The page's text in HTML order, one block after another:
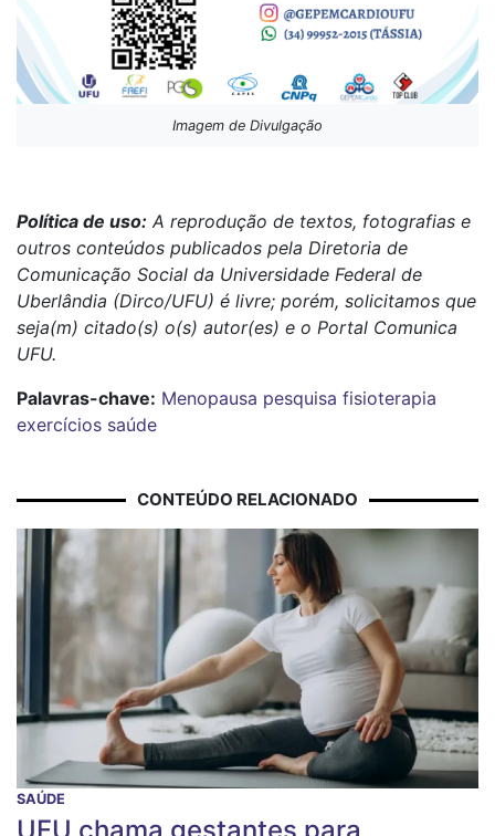
Imagem de Divulgação
Política de uso: A reprodução de textos, fotografias e
outros conteúdos publicados pela Diretoria de
Comunicação Social da Universidade Federal de
Uberlândia (Dirco/UFU) é livre; porém, solicitamos que
seja(m) citado(s) o(s) autor(es) e o Portal Comunica
UFU.
Palavras-chave: Menopausa pesquisa fisioterapia
exercícios saúde
CONTEÚDO RELACIONADO
SAÚDE